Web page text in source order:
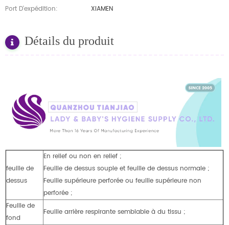
Port D'expédition:
XIAMEN
Détails du produit
feuille de
dessus
En relief ou non en relief ;
Feuille de dessus souple et feuille de dessus normale ;
Feuille supérieure perforée ou feuille supérieure non
perforée ;
Feuille de
fond
Feuille arrière respirante semblable à du tissu ;